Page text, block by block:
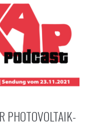
PHOTOVOLTAIK-